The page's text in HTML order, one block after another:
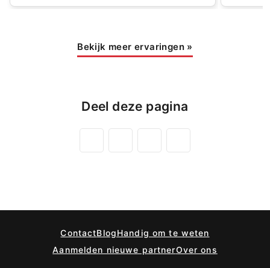
Bekijk meer ervaringen »
Deel deze pagina
ContactBlogHandig om te weten
Aanmelden nieuwe partnerOver ons